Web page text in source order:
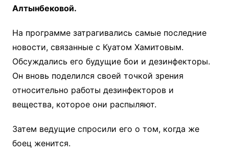
Алтынбековой.
На программе затрагивались самые последние
новости, связанные с Куатом Хамитовым.
Обсуждались его будущие бои и дезинфекторы.
Он вновь поделился своей точкой зрения
относительно работы дезинфекторов и
вещества, которое они распыляют.
Затем ведущие спросили его о том, когда же
боец женится.